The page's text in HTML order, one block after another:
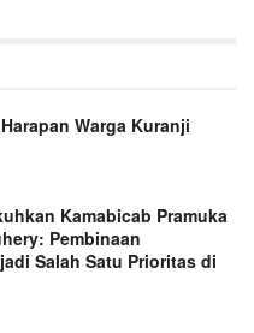
Warga Kuranji
Kamabicab Pramuka
Pembinaan
Salah Satu Prioritas di